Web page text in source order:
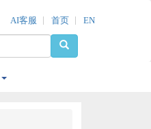
AI客服 首页 EN